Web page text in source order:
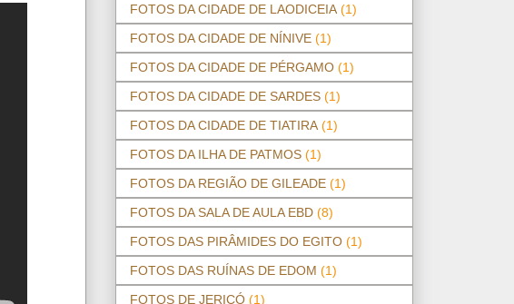
FOTOS DA CIDADE DE LAODICEIA (1)
FOTOS DA CIDADE DE NÍNIVE (1)
FOTOS DA CIDADE DE PÉRGAMO (1)
FOTOS DA CIDADE DE SARDES (1)
FOTOS DA CIDADE DE TIATIRA (1)
FOTOS DA ILHA DE PATMOS (1)
FOTOS DA REGIÃO DE GILEADE (1)
FOTOS DA SALA DE AULA EBD (8)
FOTOS DAS PIRÂMIDES DO EGITO (1)
FOTOS DAS RUÍNAS DE EDOM (1)
FOTOS DE JERICÓ (1)